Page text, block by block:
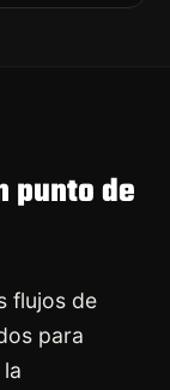
punto de
flujos de
para